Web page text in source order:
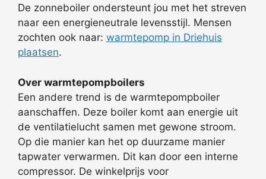
De zonneboiler ondersteunt jou met het streven
naar een energieneutrale levensstijl. Mensen
zochten ook naar: warmtepomp in Driehuis
plaatsen.
Over warmtepompboilers
Een andere trend is de warmtepompboiler
aanschaffen. Deze boiler komt aan energie uit
de ventilatielucht samen met gewone stroom.
Op die manier kan het op duurzame manier
tapwater verwarmen. Dit kan door een interne
compressor. De winkelprijs voor